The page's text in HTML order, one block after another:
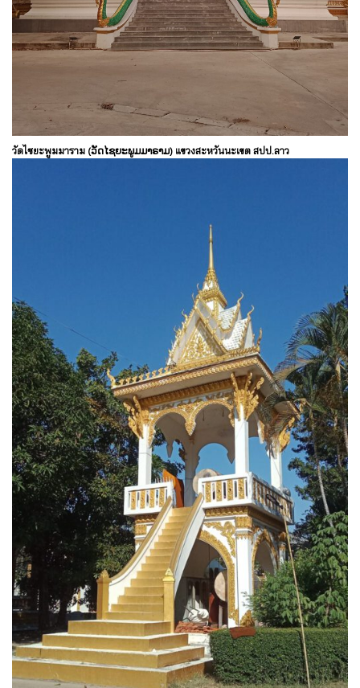
วัดไซยะพูมมาราม (ວັດໄຊຍະພູມມາຣາມ) แขวงสะหวันนะเขต สปป.ลาว